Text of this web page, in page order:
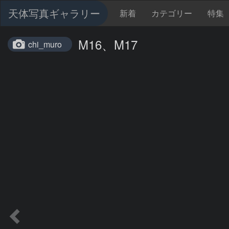
天体写真ギャラリー 新着 カテゴリー 特集
chi_muro M16、M17